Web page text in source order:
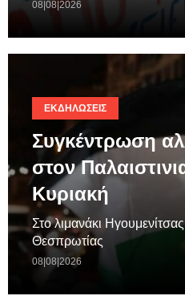
08|08|2026
ΕΚΔΗΛΏΣΕΙΣ
Συγκέντρωση
στον
Κυριακή
Στο λιμανάκι
Θεσπρωτίας
08|08|2026